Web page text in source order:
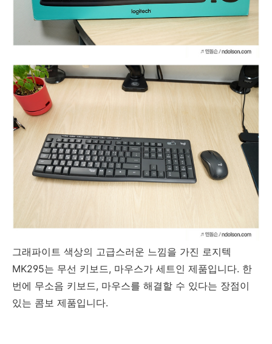
그래파이트 색상의 고급스러운 느낌을 가진 로지텍
MK295는 무선 키보드, 마우스가 세트인 제품입니다. 한
번에 무소음 키보드, 마우스를 해결할 수 있다는 장점이
있는 콤보 제품입니다.